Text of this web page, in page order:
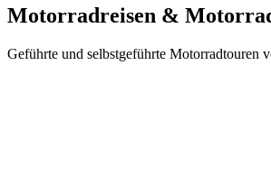
Motorradreisen &
Geführte und selbstgeführte Motorradtouren